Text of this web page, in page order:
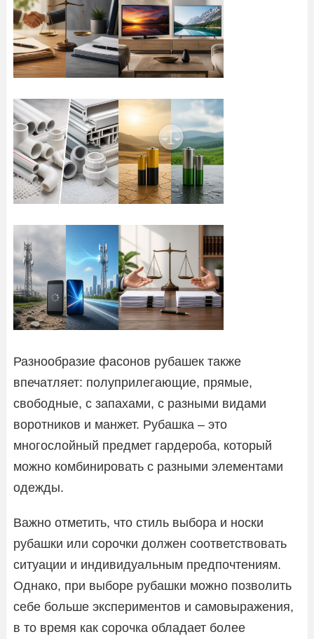
Разнообразие фасонов рубашек также
впечатляет: полуприлегающие, прямые,
свободные, с запахами, с разными видами
воротников и манжет. Рубашка – это
многослойный предмет гардероба, который
можно комбинировать с разными элементами
одежды.
Важно отметить, что стиль выбора и носки
рубашки или сорочки должен соответствовать
ситуации и индивидуальным предпочтениям.
Однако, при выборе рубашки можно позволить
себе больше экспериментов и самовыражения,
в то время как сорочка обладает более